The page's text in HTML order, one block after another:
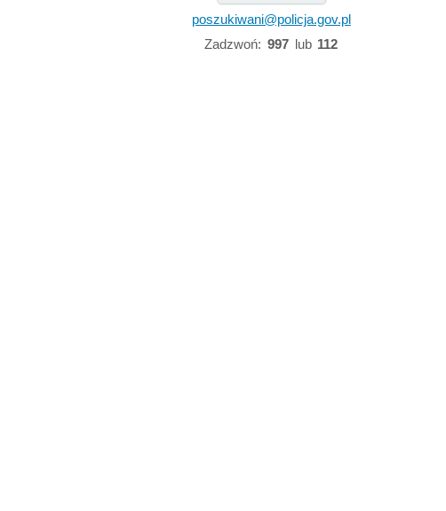
poszukiwani@policja.gov.pl
Zadzwoń: 997lub 112